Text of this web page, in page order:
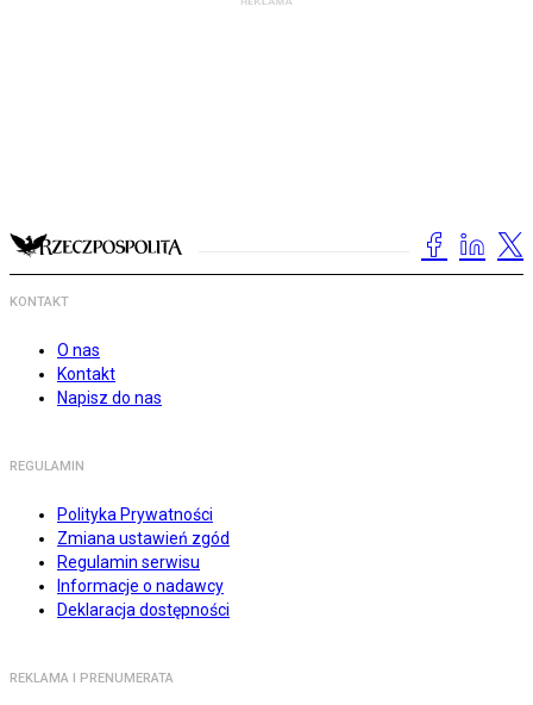
KONTAKT
O nas
Kontakt
Napisz do nas
REGULAMIN
Polityka Prywatności
Zmiana ustawień zgód
Regulamin serwisu
Informacje o nadawcy
Deklaracja dostępności
REKLAMA I PRENUMERATA